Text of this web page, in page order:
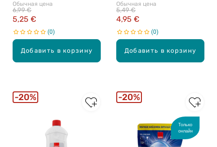
Добавить в корзину
средство для мытья
посуды, 1л
Обычная цена
5,25 €
6,99 €
0
Добавить в корзину
Обычная цена
4,95 €
5,49 €
0
20%
Только
онлайн
20%